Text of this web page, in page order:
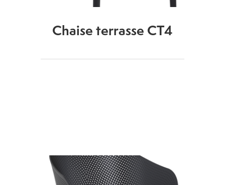
Chaise terrasse CT4